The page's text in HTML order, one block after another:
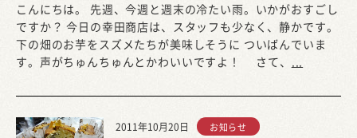
こんにちは。 先週、今週と週末の冷たい雨。いかがおすごし
ですか？ 今日の幸田商店は、スタッフも少なく、静かです。
下の畑のお芋をスズメたちが美味しそうに ついばんでいま
す。声がちゅんちゅんとかわいいですよ！ さて、 ...
2011年10月20日 お知らせ